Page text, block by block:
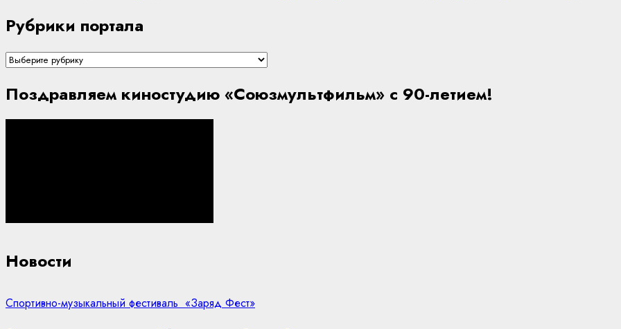
Рубрики портала
Рубрики
Поздравляем киностудию «Союзмультфильм» с 90-летием!
Новости
Спортивно-музыкальный фестиваль «Заряд Фест»